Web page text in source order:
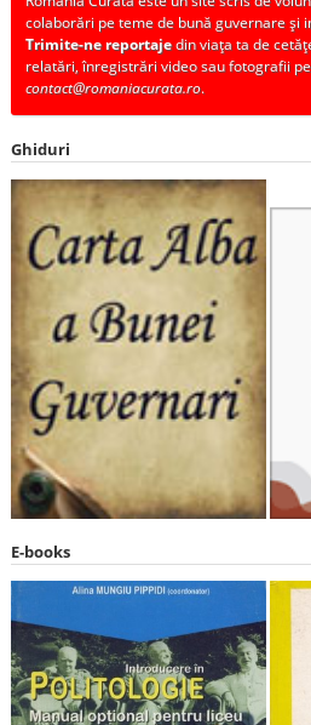
colaborări pe teme de bună guvernare și
Trimite-ne reportajedin viața ta de
relatări, înregistrări video sau fotografii
contact@romaniacurata.ro.
Ghiduri
E-books